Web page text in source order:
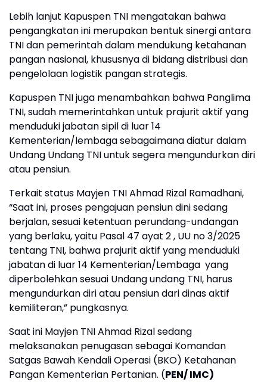
Lebih lanjut Kapuspen TNI mengatakan bahwa
pengangkatan ini merupakan bentuk sinergi antara
TNI dan pemerintah dalam mendukung ketahanan
pangan nasional, khususnya di bidang distribusi dan
pengelolaan logistik pangan strategis.
Kapuspen TNI juga menambahkan bahwa Panglima
TNI, sudah memerintahkan untuk prajurit aktif yang
menduduki jabatan sipil di luar 14
Kementerian/lembaga sebagaimana diatur dalam
Undang Undang TNI untuk segera mengundurkan diri
atau pensiun.
Terkait status Mayjen TNI Ahmad Rizal Ramadhani,
“Saat ini, proses pengajuan pensiun dini sedang
berjalan, sesuai ketentuan perundang-undangan
yang berlaku, yaitu Pasal 47 ayat 2 , UU no 3/2025
tentang TNI, bahwa prajurit aktif yang menduduki
jabatan di luar 14 Kementerian/Lembaga yang
diperbolehkan sesuai Undang undang TNI, harus
mengundurkan diri atau pensiun dari dinas aktif
kemiliteran,” pungkasnya.
Saat ini Mayjen TNI Ahmad Rizal sedang
melaksanakan penugasan sebagai Komandan
Satgas Bawah Kendali Operasi (BKO) Ketahanan
Pangan Kementerian Pertanian. (PEN/ IMC)